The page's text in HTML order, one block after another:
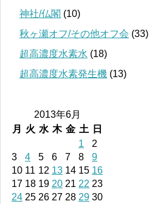
神社/仏閣 (10)
秋ヶ瀬オフ/その他オフ会 (33)
超高濃度水素水 (18)
超高濃度水素発生機 (13)
2013年6月
月
火 水 木 金 土
日
1
2
3
4 5 6 7 8
9
10 11 12 13 14 15 16
17 18 19 20 21 22 23
24 25 26 27 28 29 30